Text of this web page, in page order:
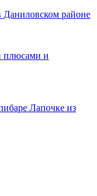
Даниловском районе
плюсами и
Лапочке из